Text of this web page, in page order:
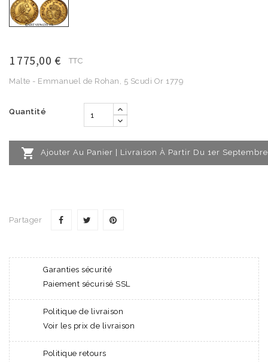
1 775,00 € TTC
Malte - Emmanuel de Rohan, 5 Scudi Or 1779
Quantité
 Ajouter Au Panier | Livraison À Partir Du 1er Septembre
Partager
Garanties sécurité
Paiement sécurisé SSL
Politique de livraison
Voir les prix de livraison
Politique retours